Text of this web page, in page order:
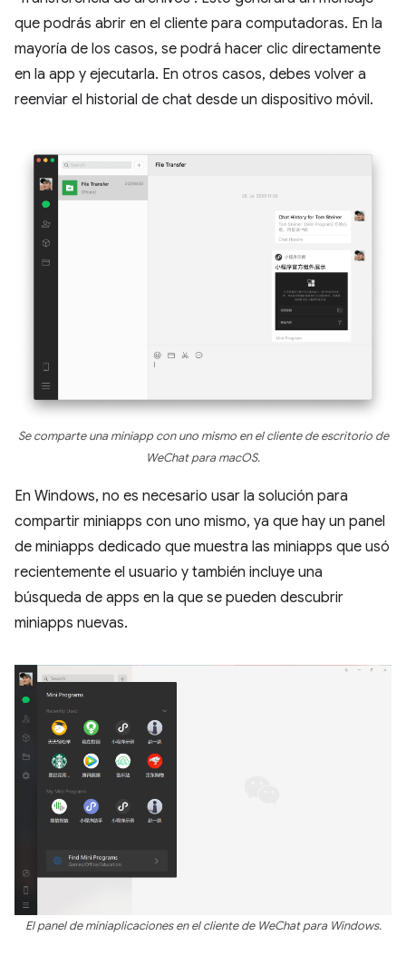
que podrás abrir en el cliente para computadoras. En la
mayoría de los casos, se podrá hacer clic directamente
en la app y ejecutarla. En otros casos, debes volver a
reenviar el historial de chat desde un dispositivo móvil.
Se comparte una miniapp con uno mismo en el cliente de escritorio de
WeChat para macOS.
En Windows, no es necesario usar la solución para
compartir miniapps con uno mismo, ya que hay un panel
de miniapps dedicado que muestra las miniapps que usó
recientemente el usuario y también incluye una
búsqueda de apps en la que se pueden descubrir
miniapps nuevas.
El panel de miniaplicaciones en el cliente de WeChat para Windows.